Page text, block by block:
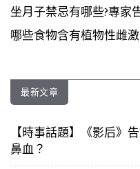
坐月子禁忌有哪些?專家
哪些食物含有植物性雌
最新文章
【時事話題】《影后》
鼻血？